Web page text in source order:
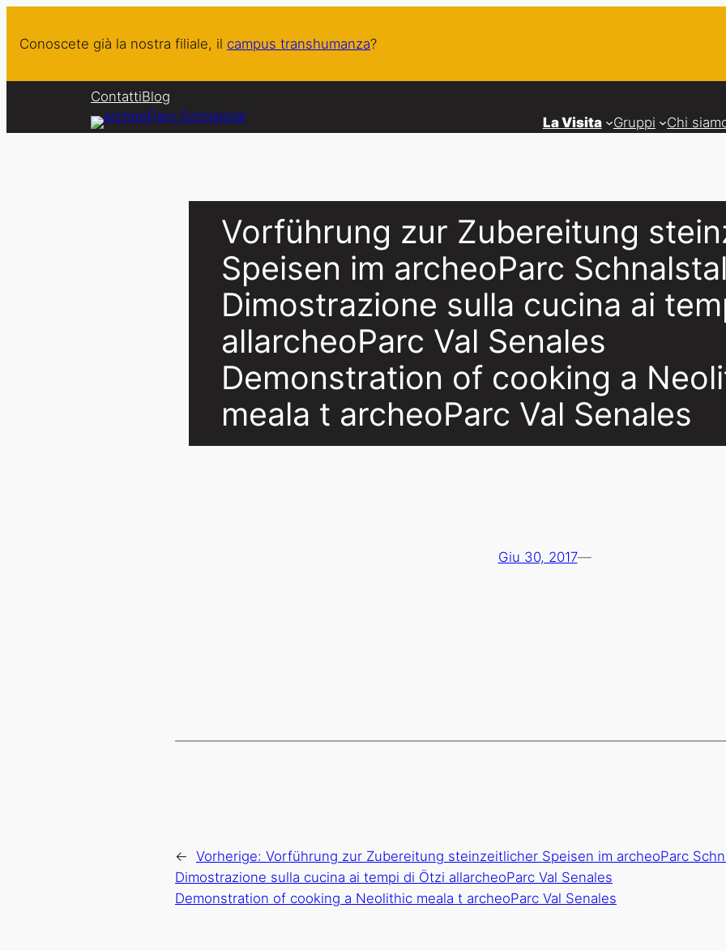
Conoscete già la nostra filiale, il campus transhumanza?
ContattiBlog
La Visita
Gruppi Chi
Vorführung zur Zubereitung
Speisen im archeoParc
Dimostrazione sulla cucina ai
allarcheoParc Val Senales
Demonstration of cooking a
meala t archeoParc Val Senales
Giu 30, 2017—
← Vorherige: Vorführung zur Zubereitung steinzeitlicher Speisen im archeoParc
Dimostrazione sulla cucina ai tempi di Ötzi allarcheoParc Val Senales
Demonstration of cooking a Neolithic meala t archeoParc Val Senales